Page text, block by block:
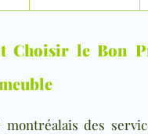
Choisir le Bon
montréalais des